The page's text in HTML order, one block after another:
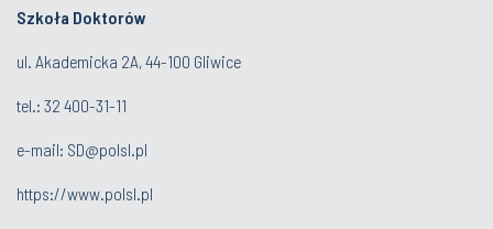
Szkoła Doktorów
ul. Akademicka 2A, 44-100 Gliwice
tel.: 32 400-31-11
e-mail: SD@polsl.pl
https://www.polsl.pl